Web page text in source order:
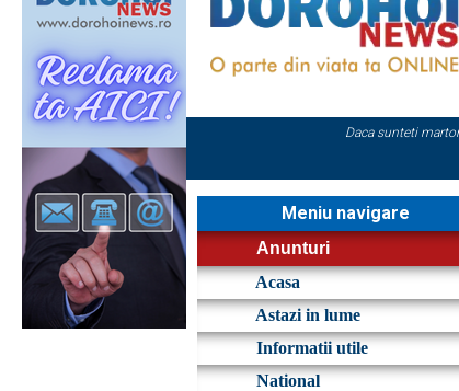
Daca sunteti
Meniu navigare
Anunturi
Acasa
Astazi in lume
Informatii utile
National